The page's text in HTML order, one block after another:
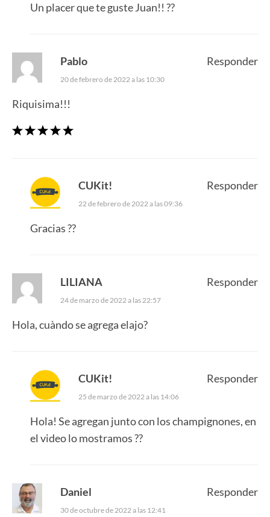
Un placer que te guste Juan!! ??
Pablo
20 de febrero de 2022 a las 10:30
Riquisima!!!
Responder
CUKit!
22 de febrero de 2022 a las 09:36
Gracias ??
Responder
LILIANA
24 de marzo de 2022 a las 22:57
Hola, cuàndo se agrega elajo?
Responder
CUKit!
25 de marzo de 2022 a las 14:06
Hola! Se agregan junto con los champignones, en
el video lo mostramos ??
Responder
Daniel
30 de octubre de 2022 a las 12:41
Responder